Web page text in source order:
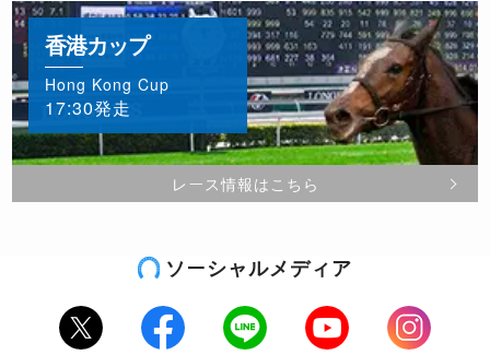
香港カップ
Hong Kong Cup
17:30発走
レース情報はこちら
ソーシャルメディア